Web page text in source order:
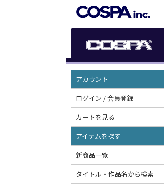
アカウント
ログイン / 会員登録
カートを見る
アイテムを探す
新商品一覧
タイトル・作品名から検索